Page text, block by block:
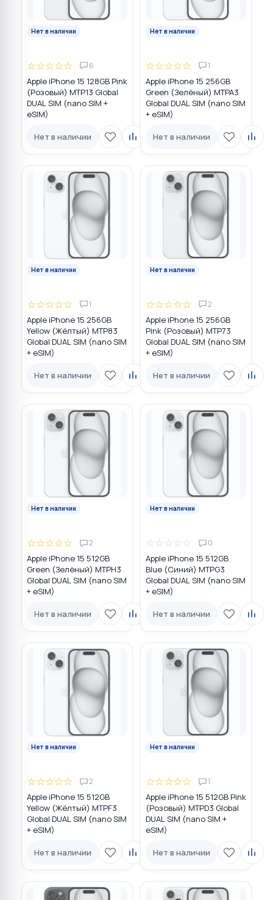
Нет в наличии
☆☆☆☆☆ 6
Apple iPhone 15 128GB Pink
(Розовый) MTP13 Global
DUAL SIM (nano SIM +
eSIM)
Нет в наличии
Нет в наличии
☆☆☆☆☆ 1
Apple iPhone 15 256GB
Green (Зелёный) MTPA3
Global DUAL SIM (nano SIM
+ eSIM)
Нет в наличии
Нет в наличии
☆☆☆☆☆ 1
Apple iPhone 15 256GB
Yellow (Жёлтый) MTP83
Global DUAL SIM (nano SIM
+ eSIM)
Нет в наличии
Нет в наличии
☆☆☆☆☆ 2
Apple iPhone 15 256GB
Pink (Розовый) MTP73
Global DUAL SIM (nano SIM
+ eSIM)
Нет в наличии
Нет в наличии
☆☆☆☆☆ 2
Apple iPhone 15 512GB
Green (Зелёный) MTPH3
Global DUAL SIM (nano SIM
+ eSIM)
Нет в наличии
Нет в наличии
☆☆☆☆☆ 0
Apple iPhone 15 512GB
Blue (Синий) MTPG3
Global DUAL SIM (nano SIM
+ eSIM)
Нет в наличии
Нет в наличии
☆☆☆☆☆ 2
Apple iPhone 15 512GB
Yellow (Жёлтый) MTPF3
Global DUAL SIM (nano SIM
+ eSIM)
Нет в наличии
Нет в наличии
☆☆☆☆☆ 1
Apple iPhone 15 512GB Pink
(Розовый) MTPD3 Global
DUAL SIM (nano SIM +
eSIM)
Нет в наличии